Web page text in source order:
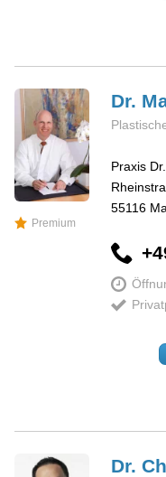
Premium
Dr.
Praxis
55116
Dr.